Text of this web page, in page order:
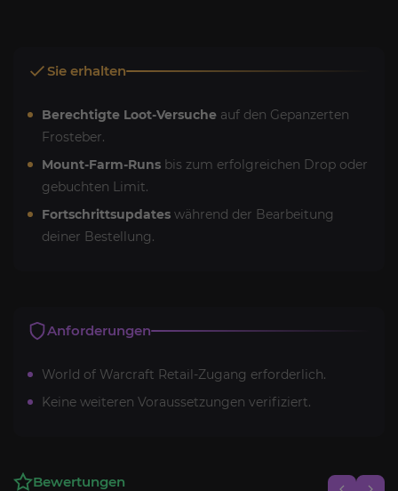
Sie erhalten
Berechtigte Loot-Versuche auf den Gepanzerten
Frosteber.
Mount-Farm-Runs bis zum erfolgreichen Drop oder
gebuchten Limit.
Fortschrittsupdates während der Bearbeitung
deiner Bestellung.
Anforderungen
World of Warcraft Retail-Zugang erforderlich.
Keine weiteren Voraussetzungen verifiziert.
Bewertungen